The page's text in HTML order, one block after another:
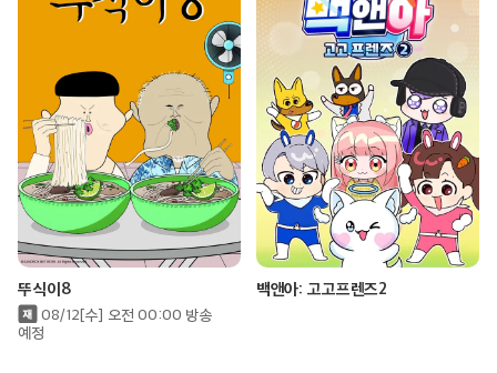
뚜식이8
08/12[수] 오전 00:00 방송
예정
백앤아: 고고프렌즈2